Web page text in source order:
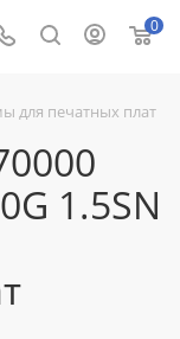
0
для печатных плат
1.5SN